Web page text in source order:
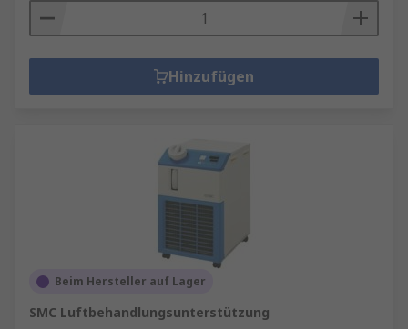
Hinzufügen
Beim Hersteller auf Lager
SMC Luftbehandlungsunterstützung